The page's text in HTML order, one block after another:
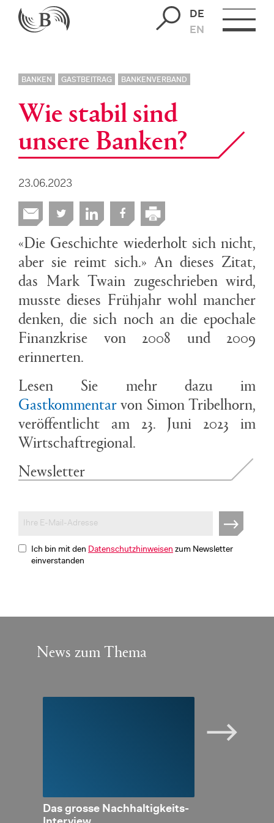
DE
EN
BANKEN GASTBEITRAG BANKENVERBAND
Wie stabil sind
unsere Banken?
23.06.2023
«Die Geschichte wiederholt sich nicht,
aber sie reimt sich.» An dieses Zitat,
das Mark Twain zugeschrieben wird,
musste dieses Frühjahr wohl mancher
denken, die sich noch an die epochale
Finanzkrise von 2008 und 2009
erinnerten.
Lesen Sie mehr dazu im
Gastkommentarvon Simon Tribelhorn,
veröffentlicht am 23. Juni 2023 im
Wirtschaftregional.
Newsletter
Ich bin mit den Datenschutzhinweisen zum Newsletter
einverstanden
News zum Thema
Das gros­se Nach­hal­tig­keits-